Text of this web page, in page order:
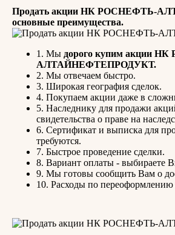
Продать акции НК РОСНЕФТЬ-
основные преимущества.
1. Мы дорого купим акции
АЛТАЙНЕФТЕПРОДУКТ.
2. Мы отвечаем быстро.
3. Широкая география сделок.
4. Покупаем акции даже в
5. Наследнику для продажи
свидетельства о праве на
6. Сертификат и выписка для
требуются.
7. Быстрое проведение сделки.
8. Вариант оплаты - выбираете
9. Мы готовы сообщить Вам о
10. Расходы по